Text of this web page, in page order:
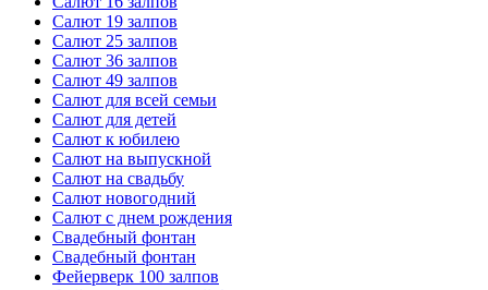
Салют 19 залпов
Салют 25 залпов
Салют 36 залпов
Салют 49 залпов
Салют для всей семьи
Салют для детей
Салют к юбилею
Салют на выпускной
Салют на свадьбу
Салют новогодний
Салют с днем рождения
Свадебный фонтан
Свадебный фонтан
Фейерверк 100 залпов